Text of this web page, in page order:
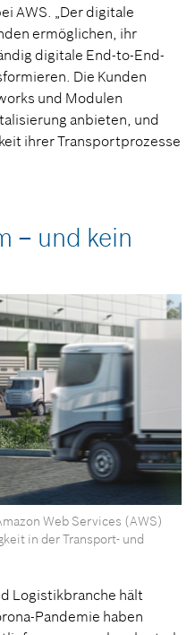
AWS. „Der digitale
ermöglichen, ihr
digitale End-to-End-
Die Kunden
und Modulen
anbieten, und
ihrer Transportprozesse
– und kein
Web Services (AWS)
in der Transport- und
Logistikbranche hält
Pandemie haben